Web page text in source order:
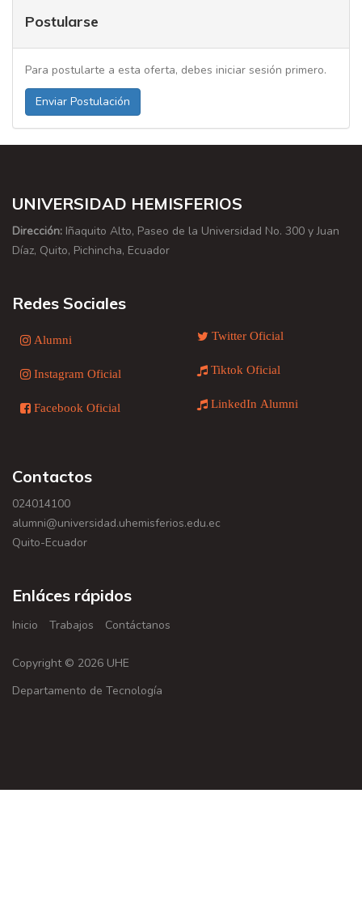
Postularse
Para postularte a esta oferta, debes iniciar sesión primero.
Enviar Postulación
UNIVERSIDAD HEMISFERIOS
Dirección: Iñaquito Alto, Paseo de la Universidad No. 300 y Juan
Díaz, Quito, Pichincha, Ecuador
Redes Sociales
Alumni
Instagram Oficial
Facebook Oficial
Twitter Oficial
Tiktok Oficial
LinkedIn Alumni
Contactos
024014100
alumni@universidad.uhemisferios.edu.ec
Quito-Ecuador
Enláces rápidos
Inicio Trabajos Contáctanos
Copyright © 2026 UHE
Departamento de Tecnología